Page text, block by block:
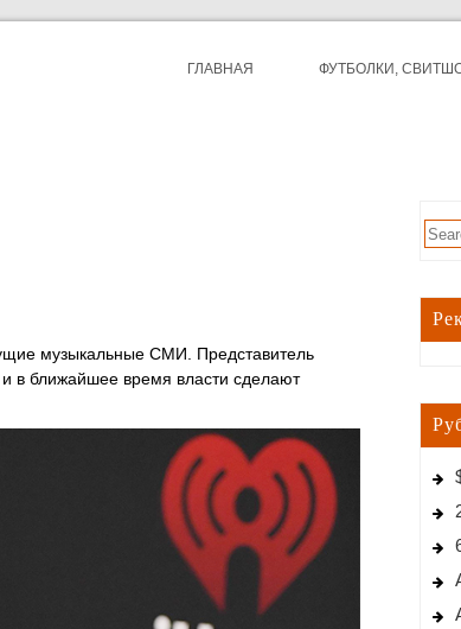
ГЛАВНАЯ ФУТБОЛКИ,
музыкальные СМИ. Представитель
в ближайшее время власти сделают